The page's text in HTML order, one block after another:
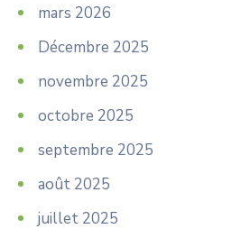
mars 2026
Décembre 2025
novembre 2025
octobre 2025
septembre 2025
août 2025
juillet 2025